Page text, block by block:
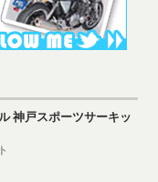
神戸スポーツサーキッ